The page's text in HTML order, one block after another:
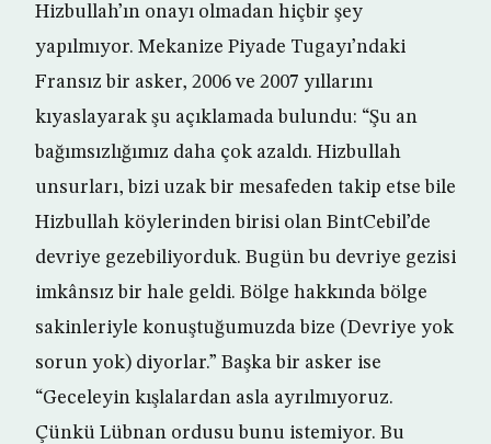
Hizbullah’ın onayı olmadan hiçbir şey
yapılmıyor. Mekanize Piyade Tugayı’ndaki
Fransız bir asker, 2006 ve 2007 yıllarını
kıyaslayarak şu açıklamada bulundu: “Şu an
bağımsızlığımız daha çok azaldı. Hizbullah
unsurları, bizi uzak bir mesafeden takip etse bile
Hizbullah köylerinden birisi olan BintCebil’de
devriye gezebiliyorduk. Bugün bu devriye gezisi
imkânsız bir hale geldi. Bölge hakkında bölge
sakinleriyle konuştuğumuzda bize (Devriye yok
sorun yok) diyorlar.” Başka bir asker ise
“Geceleyin kışlalardan asla ayrılmıyoruz.
Çünkü Lübnan ordusu bunu istemiyor. Bu